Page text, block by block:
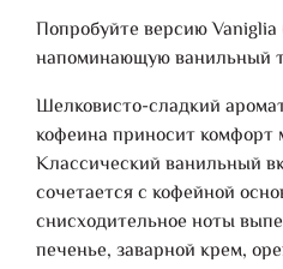
Попробуйте версию Vaniglia
напоминающую ванильный
Шелковисто-сладкий
кофеина приносит комфорт
Классический ванильный
сочетается с кофейной
снисходительное ноты
печенье, заварной крем,